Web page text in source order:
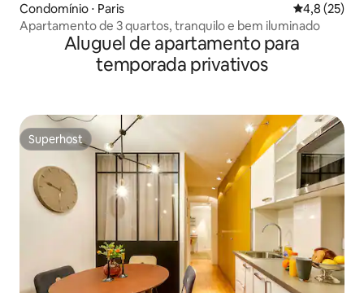
Condomínio ⋅ Paris 4,8 de uma
4,8 (25)
Apartamento de 3 quartos, tranquilo e bem iluminado
Aluguel de apartamento para
temporada privativos
Superhost
Superhost